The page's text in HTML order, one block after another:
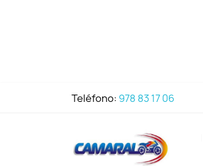
Teléfono: 978 83 17 06